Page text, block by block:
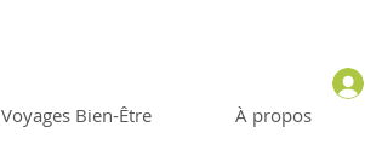
Voyages Bien-Être À propos